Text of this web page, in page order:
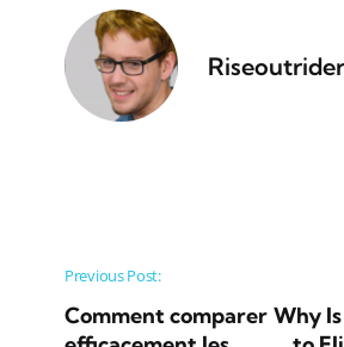
Riseoutrider
Post navigation
Previous Post:
Comment comparer Why